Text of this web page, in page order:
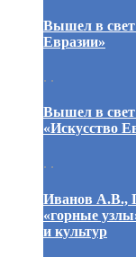
Вышел в свет
Евразии»
. .
Вышел в свет
«Искусство
. .
Иванов А.В.,
«горные
и культур